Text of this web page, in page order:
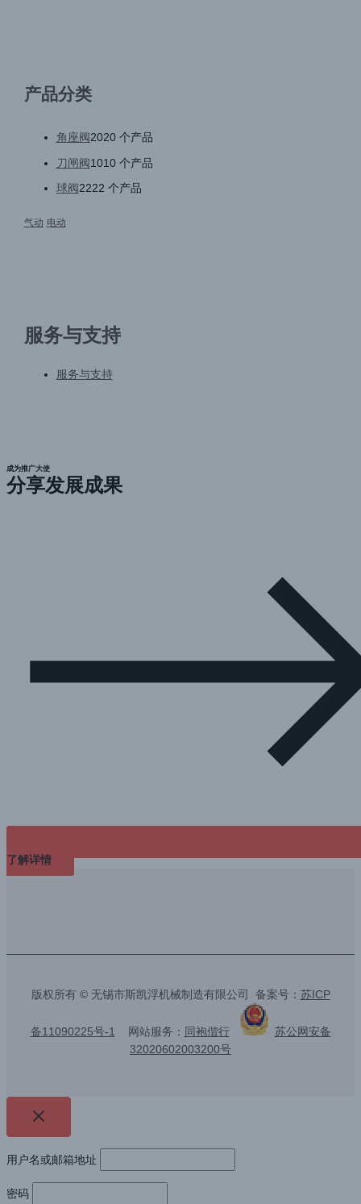
产品分类
角座阀2020 个产品
刀闸阀1010 个产品
球阀2222 个产品
气动 电动
服务与支持
服务与支持
成为推广大使
分享发展成果
了解详情
版权所有 © 无锡市斯凯浮机械制造有限公司 备案号： 苏ICP
备11090225号-1 网站服务： 同袍偕行
苏公网安备
32020602003200号
用户名或邮箱地址
密码